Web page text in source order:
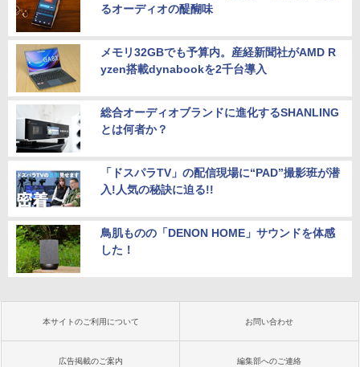
るオーディオの醍醐味
メモリ32GBでも予算内。産経新聞社がAMD R
yzen搭載dynabookを2千台導入
総合オーディオブランドに進化するSHANLING
とは何者か？
「ドスパラTV」の配信現場に“PAD”撮影班が潜
入!人気の秘訣に迫る!!
鳥肌ものの「DENON HOME」サウンドを体感
した！
本サイトのご利用について お問い合わせ
広告掲載のご案内 編集部へのご連絡